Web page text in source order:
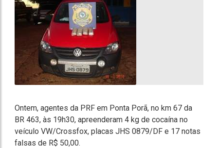
Ontem, agentes da PRF em Ponta Porã, no km 67 da
BR 463, às 19h30, apreenderam 4 kg de cocaína no
veículo VW/Crossfox, placas JHS 0879/DF e 17 notas
falsas de R$ 50,00.